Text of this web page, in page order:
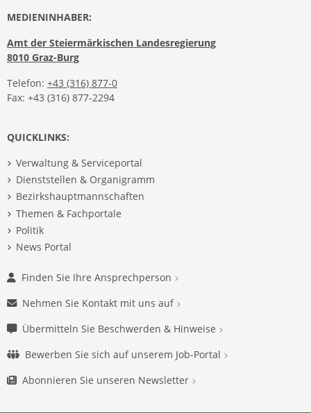
MEDIENINHABER:
Amt der Steiermärkischen Landesregierung
8010 Graz-Burg
Telefon: +43 (316) 877-0
Fax: +43 (316) 877-2294
QUICKLINKS:
Verwaltung & Serviceportal
Dienststellen & Organigramm
Bezirkshauptmannschaften
Themen & Fachportale
Politik
News Portal
Finden Sie Ihre Ansprechperson
Nehmen Sie Kontakt mit uns auf
Übermitteln Sie Beschwerden & Hinweise
Bewerben Sie sich auf unserem Job-Portal
Abonnieren Sie unseren Newsletter